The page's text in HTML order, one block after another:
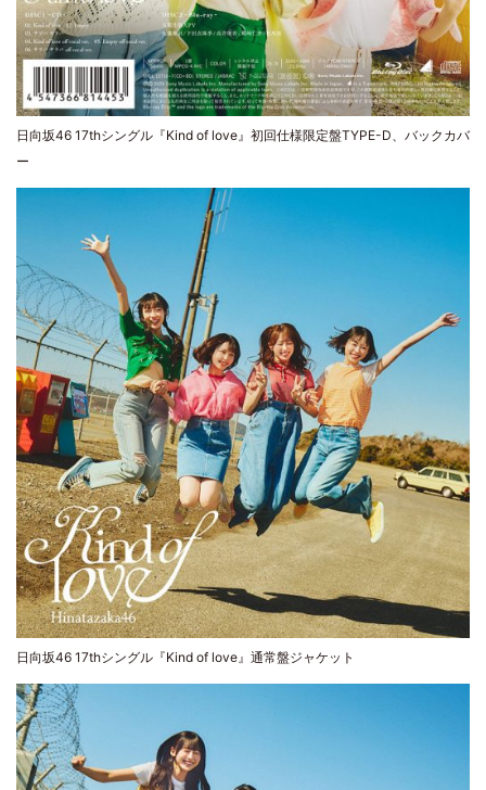
日向坂46 17thシングル『Kind of love』初回仕様限定盤TYPE-D、バックカバ
ー
日向坂46 17thシングル『Kind of love』通常盤ジャケット